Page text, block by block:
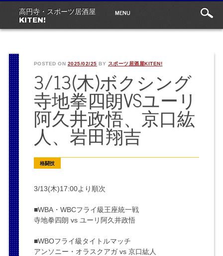
高円寺・スポーツ居酒屋
KITEN!
Main
MENU
POSTED ON 2025/02/25 BY スポーツ居酒屋KITEN!
3/13(木)ボクシング
寺地拳四朗VSユーリ
阿久井政悟、京口紘
人、岩田翔吉
格闘技
3/13(木)17:00より順次
■WBA・WBCフライ級王座統一戦
寺地拳四朗 vs ユーリ阿久井政悟
■WBOフライ級タイトルマッチ
アンソニー・オラスクアガ vs 京口紘人